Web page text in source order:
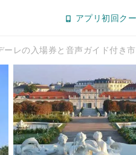
アプリ初回ク
ーレの入場券と音声ガイド付き